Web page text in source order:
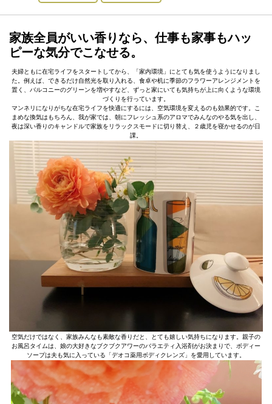
家族全員がいい香りなら、仕事も家事もハッ
ピーな気分でこなせる。
夫婦ともに在宅ライフをスタートしてから、「家内環境」にとても気を使うようになりまし
た。例えば、できるだけ自然光を取り入れる、食卓や机に季節のフラワーアレンジメントを
置く、バルコニーのグリーンを増やすなど、ずっと家にいても気持ちが上に向くような環境
づくりを行っています。
マンネリになりがちな在宅ライフを快適にするには、空気環境を変えるのも効果的です。こ
まめな換気はもちろん、我が家では、朝にフレッシュ系のアロマでみんなのやる気を出し、
夜は深い香りのキャンドルで家族をリラックスモードに切り替え、２歳児を寝かせるのが日
課。
空気だけではなく、家族みんなも素敵な香りだと、とても嬉しい気持ちになります。親子の
お風呂タイムは、娘の大好きなブクブクアワーのバラエティ入浴剤がお決まりで、ボディー
ソープは夫も気に入っている「デオコ薬用ボディクレンズ」を愛用しています。